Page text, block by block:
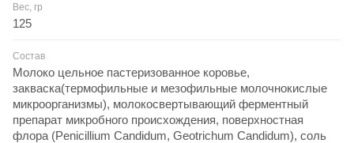
Вес, гр
125
Состав
Молоко цельное пастеризованное коровье,
закваска(термофильные и мезофильные молочнокислые
микроорганизмы), молокосвертывающий ферментный
препарат микробного происхождения, поверхностная
флора (Penicillium Candidum, Geotrichum Candidum), соль